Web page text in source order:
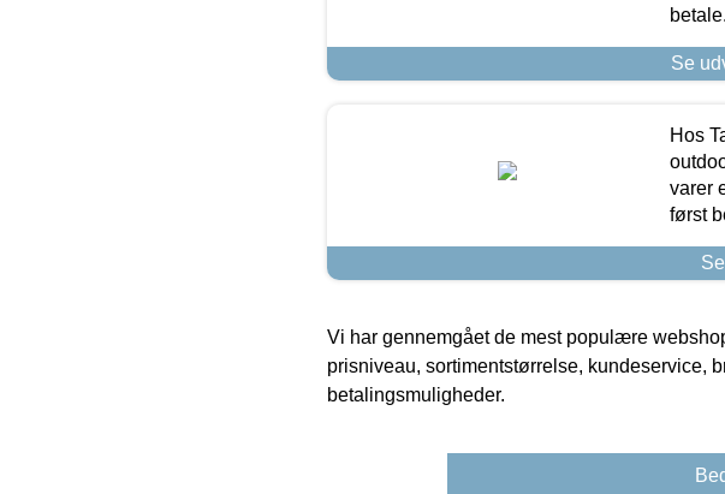
Se
Hos
varer
først
Vi har gennemgået de mest populære
prisniveau, sortimentstørrelse, kundeservice,
betalingsmuligheder.